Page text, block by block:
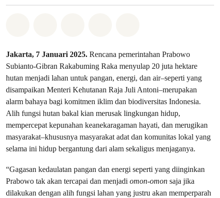
Jakarta, 7 Januari 2025. Rencana pemerintahan Prabowo
Subianto-Gibran Rakabuming Raka menyulap 20 juta hektare
hutan menjadi lahan untuk pangan, energi, dan air–seperti yang
disampaikan Menteri Kehutanan Raja Juli Antoni–merupakan
alarm bahaya bagi komitmen iklim dan biodiversitas Indonesia.
Alih fungsi hutan bakal kian merusak lingkungan hidup,
mempercepat kepunahan keanekaragaman hayati, dan merugikan
masyarakat–khususnya masyarakat adat dan komunitas lokal yang
selama ini hidup bergantung dari alam sekaligus menjaganya.
“Gagasan kedaulatan pangan dan energi seperti yang diinginkan
Prabowo tak akan tercapai dan menjadi omon-omon saja jika
dilakukan dengan alih fungsi lahan yang justru akan memperparah